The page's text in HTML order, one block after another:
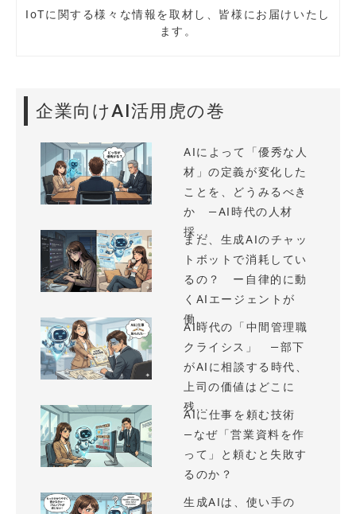
IoTに関する様々な情報を取材し、皆様にお届けいたし
ます。
企業向けAI活用虎の巻
AIによって「優秀な人
材」の定義が変化した
ことを、どうみるべき
か —AI時代の人材
採...
まだ、生成AIのチャッ
トボットで消耗してい
るの？ ー自律的に動
くAIエージェントが
働...
AI時代の「中間管理職
クライシス」 —部下
がAIに相談する時代、
上司の価値はどこに
残...
AIに仕事を頼む技術
—なぜ「営業資料を作
って」と頼むと失敗す
るのか？
生成AIは、使い手の